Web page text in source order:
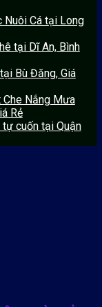
Nuôi Cá tại Long
tại Dĩ An, Bình
Bù Đăng, Giá
Che Nắng Mưa
Rẻ
cuốn tại Quận